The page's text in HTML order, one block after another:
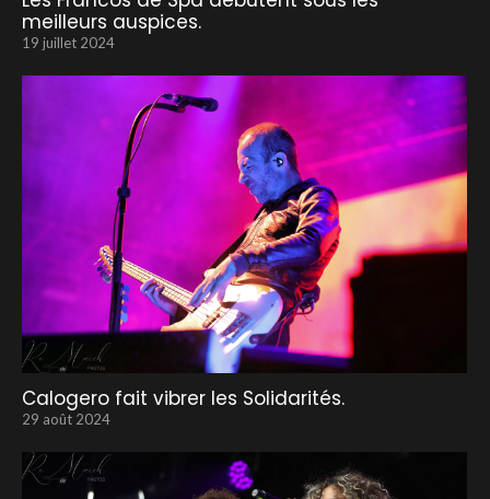
meilleurs auspices.
19 juillet 2024
Calogero fait vibrer les Solidarités.
29 août 2024